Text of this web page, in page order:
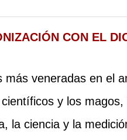
CON EL
veneradas en el
y los
la ciencia y la